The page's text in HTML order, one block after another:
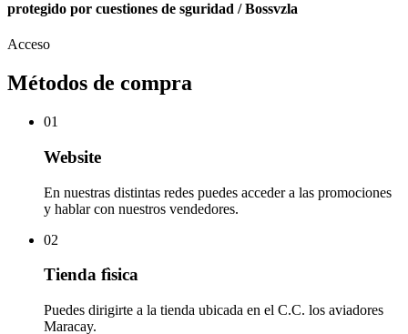
protegido por cuestiones de sguridad / Bossvzla
Acceso
Métodos de compra
01
Website
En nuestras distintas redes puedes acceder a las promociones
y hablar con nuestros vendedores.
02
Tienda fìsica
Puedes dirigirte a la tienda ubicada en el C.C. los aviadores
Maracay.